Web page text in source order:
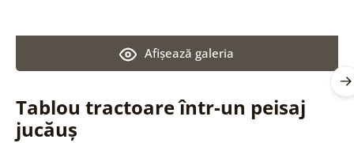
Tablou tractoare într-un peisaj
jucăuș
Afişează galeria